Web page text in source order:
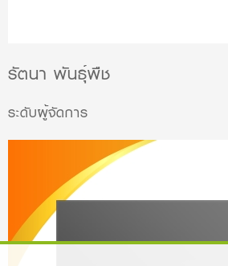
รัตนา พันธุ์พืช
ระดับผู้จัดการ